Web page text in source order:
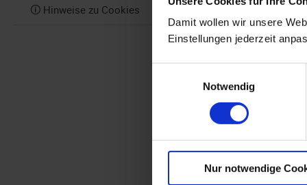
Damit wollen wir unsere
Einstellungen jederzeit
Notwendig
Nur notwendige
🛈 Hinweise zu Cookies
Version
SAP GUI
Vergabe
Import der